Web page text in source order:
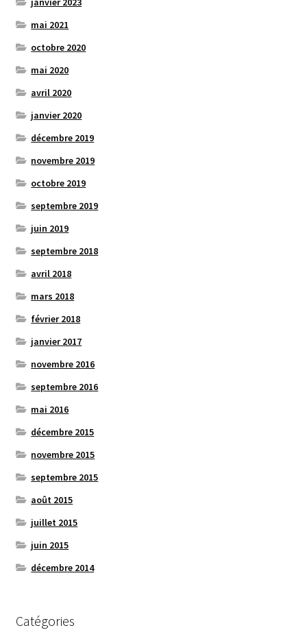
mai 2021
octobre 2020
mai 2020
avril 2020
janvier 2020
décembre 2019
novembre 2019
octobre 2019
septembre 2019
juin 2019
septembre 2018
avril 2018
mars 2018
février 2018
janvier 2017
novembre 2016
septembre 2016
mai 2016
décembre 2015
novembre 2015
septembre 2015
août 2015
juillet 2015
juin 2015
décembre 2014
Catégories